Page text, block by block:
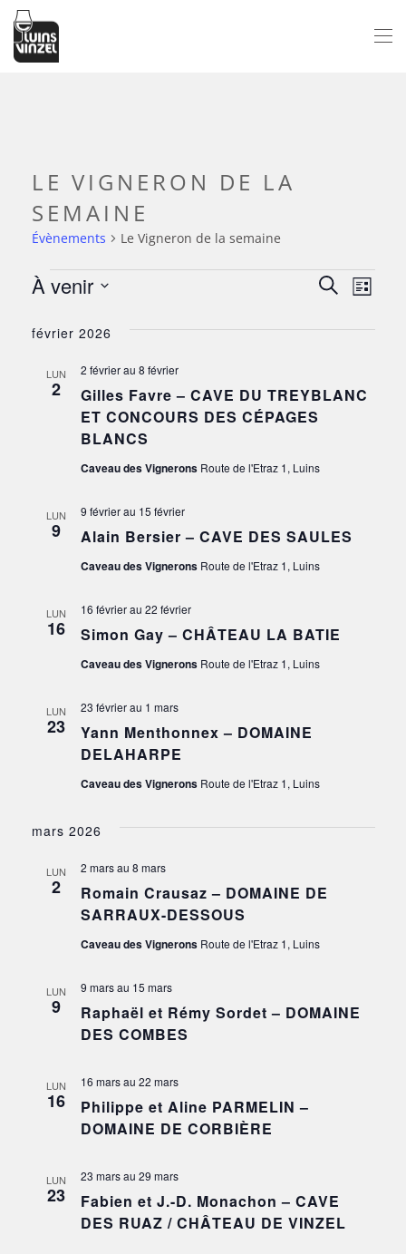
Passer au contenu principal
LE VIGNERON DE LA
SEMAINE
Évènements Le Vigneron de la semaine
ÉVÈNEMENTS
ET
DE
Recherche
Liste
À venir
une
février 2026
LUN
2
Gilles Favre – CAVE DU TREYBLANC
ET CONCOURS DES CÉPAGES
BLANCS
2 févrierau 8 février
Caveau des Vignerons Route de l'Etraz 1, Luins
LUN
9 Alain Bersier – CAVE DES SAULES
9 févrierau 15 février
Caveau des Vignerons Route de l'Etraz 1, Luins
LUN
16 Simon Gay – CHÂTEAU LA BATIE
16 févrierau 22 février
Caveau des Vignerons Route de l'Etraz 1, Luins
LUN
23
Yann Menthonnex – DOMAINE
DELAHARPE
23 févrierau 1 mars
Caveau des Vignerons Route de l'Etraz 1, Luins
mars 2026
LUN
2
Romain Crausaz – DOMAINE DE
SARRAUX-DESSOUS
2 marsau 8 mars
Caveau des Vignerons Route de l'Etraz 1, Luins
LUN
9
Raphaël et Rémy Sordet – DOMAINE
DES COMBES
9 marsau 15 mars
LUN
16
Philippe et Aline PARMELIN –
DOMAINE DE CORBIÈRE
16 marsau 22 mars
LUN
23
Fabien et J.-D. Monachon – CAVE
DES RUAZ / CHÂTEAU DE VINZEL
23 marsau 29 mars